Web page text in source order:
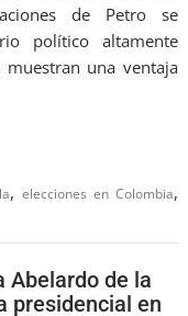
de Petro se
político altamente
una ventaja
, elecciones en Colombia,
Abelardo de la
presidencial en